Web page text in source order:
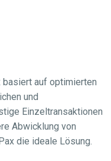
basiert auf optimierten
und
Einzeltransaktionen
Abwicklung von
die ideale Lösung.